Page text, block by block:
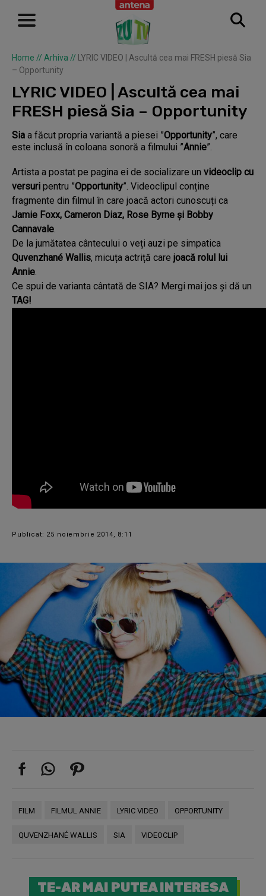
Home // Arhiva // LYRIC VIDEO | Ascultă cea mai FRESH piesă Sia
– Opportunity
LYRIC VIDEO | Ascultă cea mai
FRESH piesă Sia – Opportunity
Sia a făcut propria variantă a piesei ”Opportunity”, care
este inclusă în coloana sonoră a filmului ”Annie”.
Artista a postat pe pagina ei de socializare un videoclip cu
versuri pentru ”Opportunity”. Videoclipul conține
fragmente din filmul în care joacă actori cunoscuți ca
Jamie Foxx, Cameron Diaz, Rose Byrne şi Bobby
Cannavale.
De la jumătatea cântecului o veți auzi pe simpatica
Quvenzhané Wallis, micuța actriță care joacă rolul lui
Annie.
Ce spui de varianta cântată de SIA? Mergi mai jos și dă un
TAG!
Publicat: 25 noiembrie 2014, 8:11
FILM FILMUL ANNIE LYRIC VIDEO OPPORTUNITY
QUVENZHANÉ WALLIS SIA VIDEOCLIP
TE-AR MAI PUTEA INTERESA